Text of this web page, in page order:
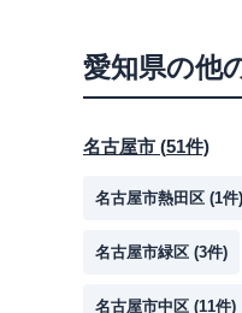
愛知県の他
名古屋市 (51件)
名古屋市熱田区 (1件)
名古屋市緑区 (3件)
名古屋市中区 (11件)